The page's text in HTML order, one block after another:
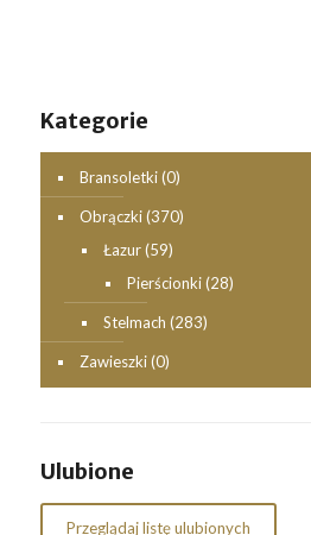
Kategorie
Bransoletki (0)
Obrączki (370)
Łazur (59)
Pierścionki (28)
Stelmach (283)
Zawieszki (0)
Ulubione
Przeglądaj listę ulubionych